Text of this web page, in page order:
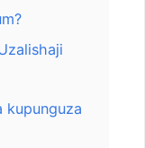
kupunguza